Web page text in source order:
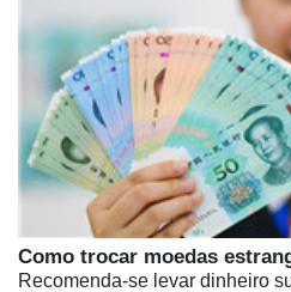
Como trocar moedas
Recomenda-se levar dinheiro